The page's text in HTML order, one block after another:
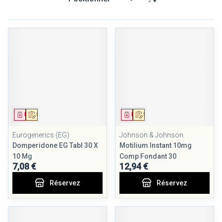
Trier par:
Sur prescription
Médicament
Eurogenerics (EG)
Domperidone EG Tabl 30 X
10 Mg
7,08 €
Réservez
Sur prescription
Médicament
Johnson & Johnson
Motilium Instant 10mg
Comp Fondant 30
12,94 €
Réservez